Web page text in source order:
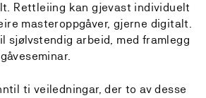
Rettleiing kan gjevast individuelt
masteroppgåver, gjerne digitalt.
sjølvstendig arbeid, med framlegg
ti veiledningar, der to av desse